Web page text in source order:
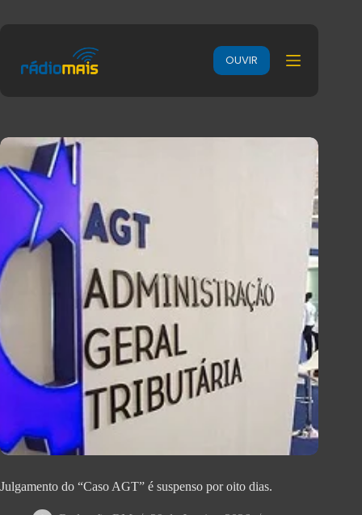
OUVIR
Julgamento do “Caso AGT” é suspenso por oito dias.